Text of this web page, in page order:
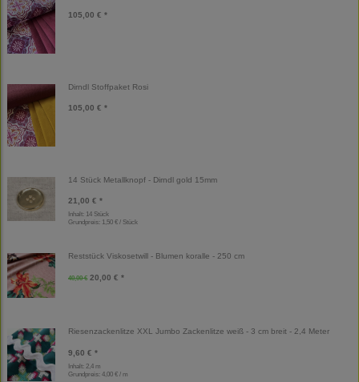
105,00 € *
Dirndl Stoffpaket Rosi
105,00 € *
14 Stück Metallknopf - Dirndl gold 15mm
21,00 € *
Inhalt: 14 Stück
Grundpreis: 1,50 € / Stück
Reststück Viskosetwill - Blumen koralle - 250 cm
40,00 € 20,00 € *
Riesenzackenlitze XXL Jumbo Zackenlitze weiß - 3 cm breit - 2,4 Meter
9,60 € *
Inhalt: 2,4 m
Grundpreis: 4,00 € / m